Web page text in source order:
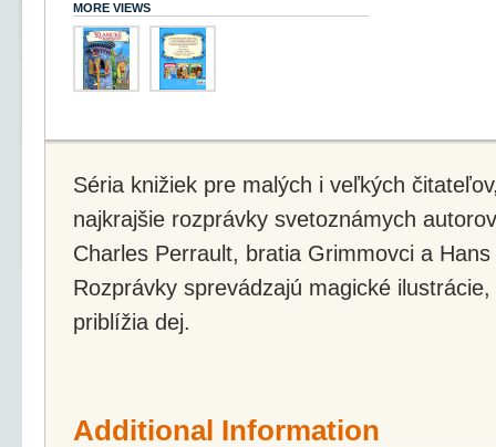
MORE VIEWS
Séria knižiek pre malých i veľkých
najkrajšie rozprávky svetoznámych
Charles Perrault, bratia Grimmovci a
Rozprávky sprevádzajú magické
priblížia dej.
Additional Information